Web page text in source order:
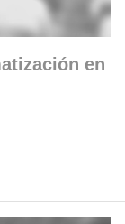
en